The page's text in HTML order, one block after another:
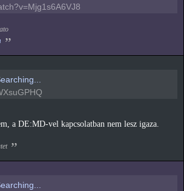
a DE:MD-vel kapcsolatban nem lesz igaza.